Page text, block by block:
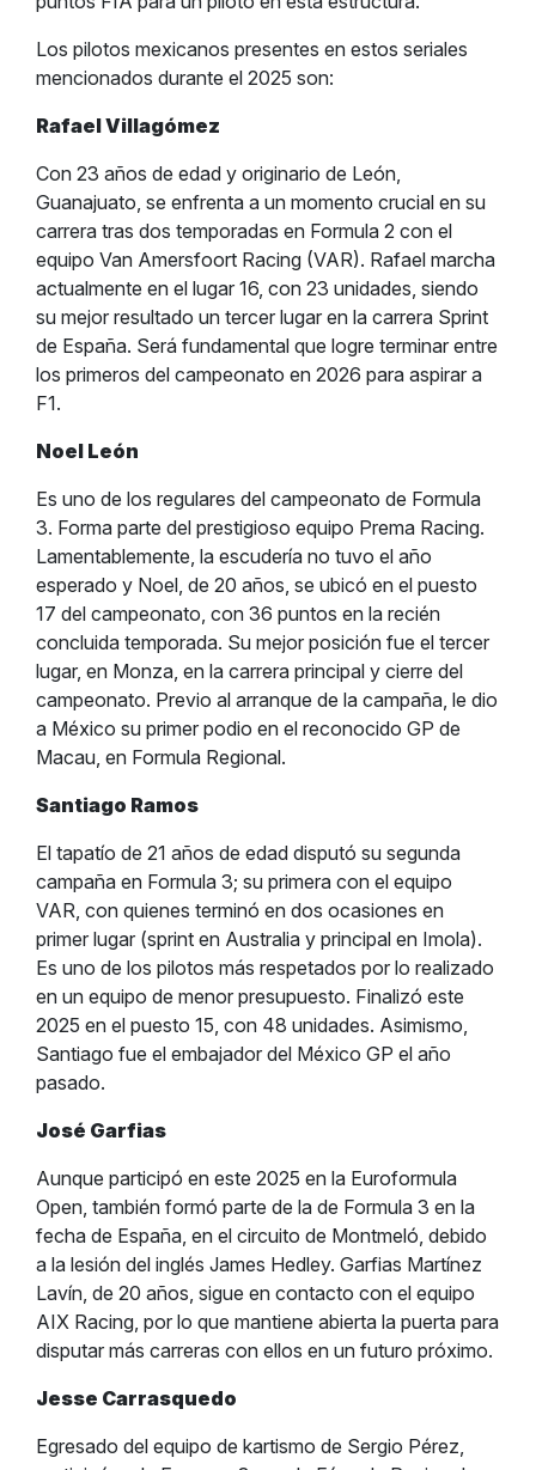
Los pilotos mexicanos presentes en estos seriales
mencionados durante el 2025 son:
Rafael Villagómez
Con 23 años de edad y originario de León,
Guanajuato, se enfrenta a un momento crucial en su
carrera tras dos temporadas en Formula 2 con el
equipo Van Amersfoort Racing (VAR). Rafael marcha
actualmente en el lugar 16, con 23 unidades, siendo
su mejor resultado un tercer lugar en la carrera Sprint
de España. Será fundamental que logre terminar entre
los primeros del campeonato en 2026 para aspirar a
F1.
Noel León
Es uno de los regulares del campeonato de Formula
3. Forma parte del prestigioso equipo Prema Racing.
Lamentablemente, la escudería no tuvo el año
esperado y Noel, de 20 años, se ubicó en el puesto
17 del campeonato, con 36 puntos en la recién
concluida temporada. Su mejor posición fue el tercer
lugar, en Monza, en la carrera principal y cierre del
campeonato. Previo al arranque de la campaña, le dio
a México su primer podio en el reconocido GP de
Macau, en Formula Regional.
Santiago Ramos
El tapatío de 21 años de edad disputó su segunda
campaña en Formula 3; su primera con el equipo
VAR, con quienes terminó en dos ocasiones en
primer lugar (sprint en Australia y principal en Imola).
Es uno de los pilotos más respetados por lo realizado
en un equipo de menor presupuesto. Finalizó este
2025 en el puesto 15, con 48 unidades. Asimismo,
Santiago fue el embajador del México GP el año
pasado.
José Garfias
Aunque participó en este 2025 en la Euroformula
Open, también formó parte de la de Formula 3 en la
fecha de España, en el circuito de Montmeló, debido
a la lesión del inglés James Hedley. Garfias Martínez
Lavín, de 20 años, sigue en contacto con el equipo
AIX Racing, por lo que mantiene abierta la puerta para
disputar más carreras con ellos en un futuro próximo.
Jesse Carrasquedo
Egresado del equipo de kartismo de Sergio Pérez,